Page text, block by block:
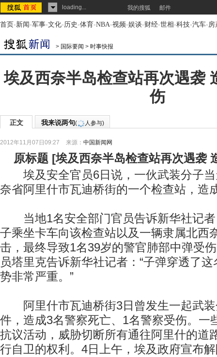
loading... 我的搜狐 邮件
首页-新闻-军事-文化-历史-体育-NBA-视频-娱谈-财经-世相-科技-汽车-房
> 国际要闻 > 时事快报
埃及西奈半岛检查站再次遇袭
伤
正文 我来说两句( 人参与)
2012年11月07日09:27 来源： 中国新闻网
原标题 [埃及西奈半岛检查站再次遇袭
埃及安全官员6日说，一伙武装分子当
奈省阿里什市瓦迪桥街的一个检查站，造
当地1名安全部门官员告诉新华社记者
子乘坐卡车向该检查站以及一辆隶属北西
击，最终导致1名39岁的警官肺部中弹受
员塔里克告诉新华社记者：“子弹穿透了
势非常严重。”
阿里什市瓦迪桥街3日曾发生一起武装
件，造成3名警察死亡、1名警察受伤。一
抗议活动，威胁切断所有通往阿里什的道
行自卫的权利。4日上午，埃及政府宣布